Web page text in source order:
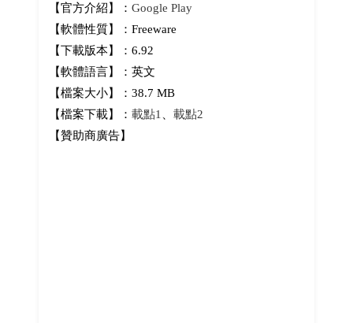
【官方介紹】： Google Play
【軟體性質】：Freeware
【下載版本】：6.92
【軟體語言】：英文
【檔案大小】：38.7 MB
【檔案下載】： 載點1、 載點2
【贊助商廣告】